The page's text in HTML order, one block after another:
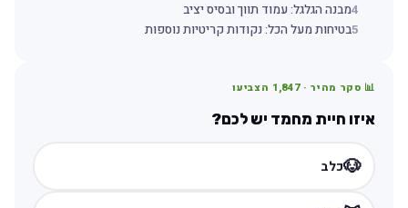
מבנה הגלגל: עמוד תווך ובסיס יציב
בטיחות מעל הכל: נקודות קריטיות נוספות
📊 סקר מהיר · 1,847הצביעו
איזו חיית מחמד יש לכם?
🐶כלב